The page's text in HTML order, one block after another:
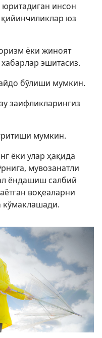
инсон
юз
ёки жиноят
эшитасиз.
бўлиши мумкин.
заифликларингиз
мумкин.
ёки улар ҳақида
мувозанатли
ёндашиш салбий
воқеаларни
кўмаклашади.